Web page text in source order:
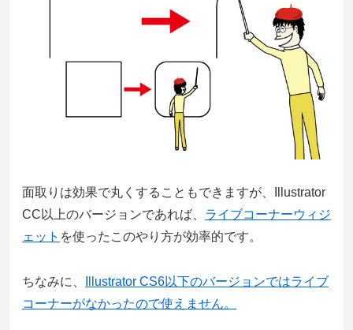
面取りは効果で丸くすることもできますが、Illustrator
CC以上のバージョンであれば、 ライブコーナーウィジ
ェット を使ったこのやり方が効率的です。
ちなみに、
Illustrator CS6以下のバージョンではライブ
コーナーがなかったので使えません。